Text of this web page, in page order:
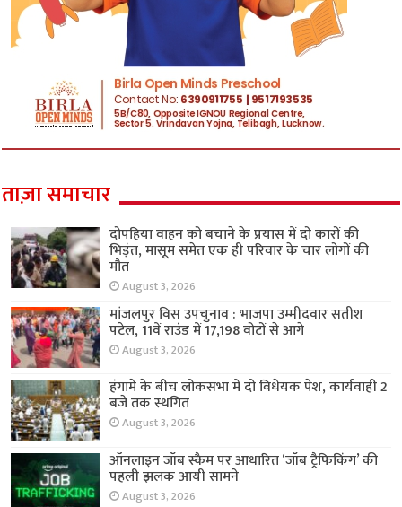
ताज़ा समाचार
दोपहिया वाहन को बचाने के प्रयास में दो कारों की
भिड़ंत, मासूम समेत एक ही परिवार के चार लोगों की
मौत
August 3, 2026
मांजलपुर विस उपचुनाव : भाजपा उम्मीदवार सतीश
पटेल, 11वें राउंड में 17,198 वोटों से आगे
August 3, 2026
हंगामे के बीच लोकसभा में दो विधेयक पेश, कार्यवाही 2
बजे तक स्थगित
August 3, 2026
ऑनलाइन जॉब स्कैम पर आधारित ‘जॉब ट्रैफिकिंग’ की
पहली झलक आयी सामने
August 3, 2026